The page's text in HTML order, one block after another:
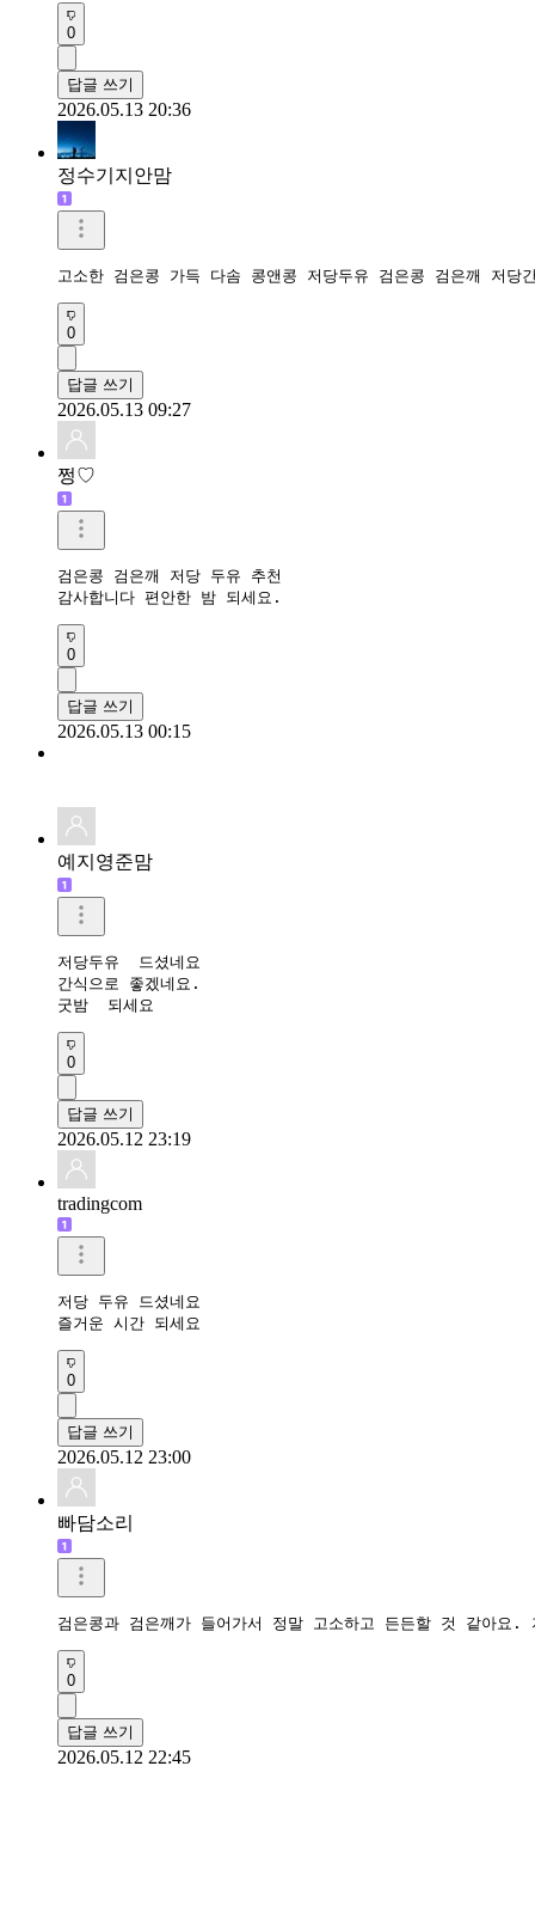
0
답글 쓰기
2026.05.13 20:36
정수기지안맘
고소한 검은콩 가득 다솜 콩앤콩 저당두유 검은콩 검은깨 저당
0
답글 쓰기
2026.05.13 09:27
쩡♡
검은콩 검은깨 저당 두유 추천
감사합니다 편안한 밤 되세요.
0
답글 쓰기
2026.05.13 00:15
예지영준맘
저당두유  드셨네요
간식으로 좋겠네요.
굿밤  되세요
0
답글 쓰기
2026.05.12 23:19
tradingcom
저당 두유 드셨네요
즐거운 시간 되세요
0
답글 쓰기
2026.05.12 23:00
빠담소리
검은콩과 검은깨가 들어가서 정말 고소하고 든든할 것 같아요
0
답글 쓰기
2026.05.12 22:45